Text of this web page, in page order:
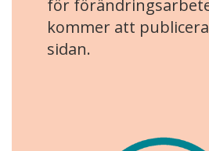
för
kommer att
sidan.